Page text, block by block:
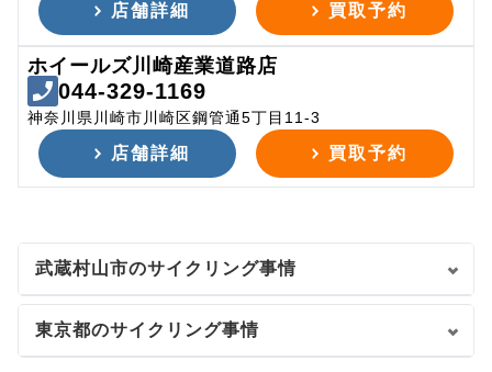
店舗詳細 買取予約
ホイールズ川崎産業道路店
044-329-1169
神奈川県川崎市川崎区鋼管通5丁目11-3
店舗詳細 買取予約
武蔵村山市のサイクリング事情
東京都のサイクリング事情